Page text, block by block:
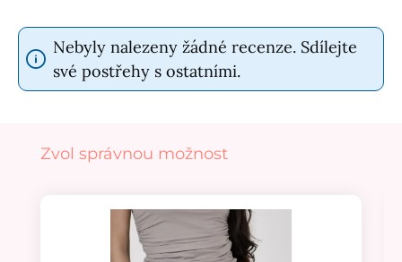
Nebyly nalezeny žádné recenze. Sdílejte
své postřehy s ostatními.
Přeskočit galerii produktů
Zvol správnou možnost